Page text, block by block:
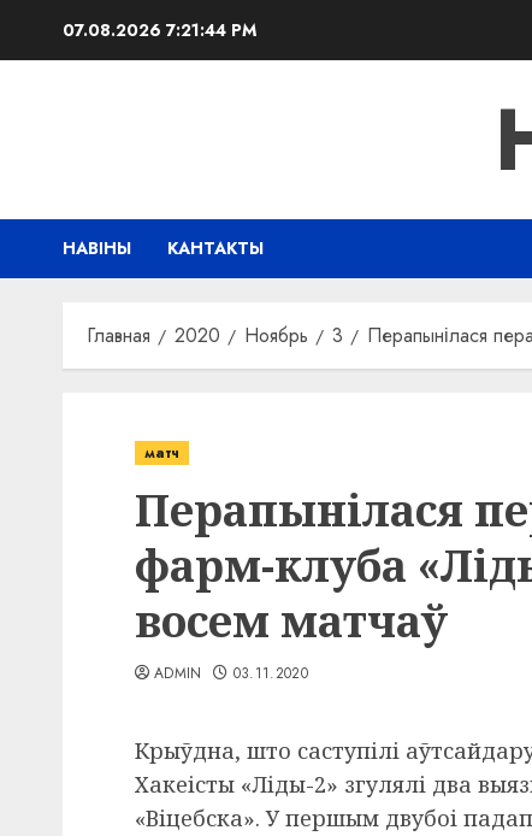
07.08.2026 7:21:45 PM
НАВІНЫ КАНТАКТЫ
Главная 2020 Ноябрь 3 Перапынілася
матч
Перапынілася
фарм-клуба
восем матчаў
ADMIN 03.11.2020
Крыўдна, што саступілі
Хакеісты «Ліды-2» згулялі два
«Віцебска». У першым двубоі